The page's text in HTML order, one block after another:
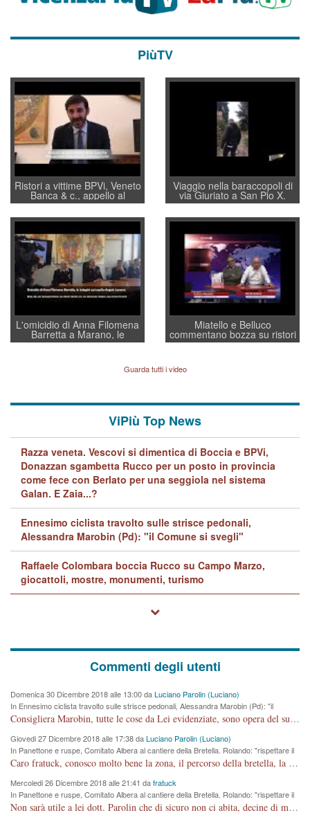
PiùTV
Ristori a vittime BPVi, Veneto
Banca & c., appello al
sottosegretario Alessio
Villarosa: per mettere ordine
convochi con Di Maio CNCU
a supporto della cabina di
regia al Mef
Viaggio nella baraccopoli di
via Giuriato a San Pio X.
Vicenza ai Vicentini: “faremo
un regalo di Natale ai
residenti”
L'omicidio di Anna Filomena
Barretta a Marano, le
indagini dei carabinieri di
Lavarra: più avvincenti di
quelle di... Barbara D'Urso
Miatello e Belluco
commentano bozza su ristori
BPVi e Veneto Banca
Guarda tutti i video
ViPiù Top News
Razza veneta. Vescovi si dimentica di Boccia e BPVi,
Donazzan sgambetta Rucco per un posto in provincia
come fece con Berlato per una seggiola nel sistema
Galan. E Zaia...?
Ennesimo ciclista travolto sulle strisce pedonali,
Alessandra Marobin (Pd): "il Comune si svegli"
Raffaele Colombara boccia Rucco su Campo Marzo,
giocattoli, mostre, monumenti, turismo
Commenti degli utenti
Domenica 30 Dicembre 2018 alle 13:00 daLuciano Parolin (Luciano)
In Ennesimo ciclista travolto sulle strisce pedonali, Alessandra Marobin (Pd): "il
Comune si svegli"
Consigliera Marobin, tutte le cose da Lei evidenziate, sono opera del suo ex Assessore e compagno di Partito Antonio Marco Dalla Pozza Assessore alla "progettazione" di piste ciclabili e altre porcherie. A lui manderei il conto da saldare per incidenti e danni alle persone. E' ora che "finiamola." Avete perso rassegnatevi. qui IL SINDACO RUCCO NON C'ENTRA PER NIENTE. CAPITO!!!!!!!! Amen.
Giovedi 27 Dicembre 2018 alle 17:38 daLuciano Parolin (Luciano)
In Panettone e ruspe, Comitato Albera al cantiere della Bretella. Rolando: "rispettare il
cronoprogramma"
Caro fratuck, conosco molto bene la zona, il percorso della bretella, la situazione dei cittadini, abito in Viale Trento. A partire dal 2003 ho partecipato al Comitato di Maddalene pro bretella, e a riunioni propositive per apportare modifiche al progetto. Numerose mie foto del territorio sono arrivate a Roma, altri miei interventi (non graditi dalla Sx) sono stati pubblicati dal GdV, assieme ad altri come Ciro Asproso, ora favorevole alla bretella. Ho partecipato alla raccolta firme per la chiusura della strada x 5 giorni eseguita dal Sindaco Hullwech per sforamento 180 Micro/g. Pertanto come impegno per la tematica sono apposto con la coscienza. Ora il Progetto è partito, fine! Voglio dire che la nuova Giunta "comunale" non c'entra più. L'opera sarà "malauguratamente" eseguita, ma non con il mio placet. Il Consigliere Comunale dovrebbe capire che la campagna elettorale è finita, con buona pace di tutti. Quello che invece dovrebbe interessare è la proprietà della strada, dall'uscita autostradale Ovest, sino alla Rotatoria dell'Albara, vi sono tre possessori: Autostrade SpA; La Provincia, il Comune. Come la mettiamo per il futuro ? I costi, da 50 sono saliti a 100 milioni di € come dire 20 milioni a KM (!) da non credere. Comunque si farà. Ma nessuno canti Vittoria, anzi meglio non farne un ulteriore fatto "partitico" per questioni elettorali o di seggio. Se mi manda la sua mail, sono disponibile ad inviare i documenti e le foto sopra descritte. Con ossequi, Luciano Parolin
Mercoledi 26 Dicembre 2018 alle 21:41 dafratuck
In Panettone e ruspe, Comitato Albera al cantiere della Bretella. Rolando: "rispettare il
cronoprogramma"
Non sarà utile a lei dott. Parolin che di sicuro non ci abita, decine di migliaia di TIR, automobili e padroncini che passano quotidianamente per una strada appena rotabile, non è più possibile stendere i panni, attraversare la strada senza rischiare la morte, le case stanno crepando, i tempi sono cambiati e la bretella non passerà assolutamente per maddalene (ma cosa sta a dire?!), dia invece responsabilità a chi ha costruito tagliando la strada che doveva invece terminare a isola vicentina e non al moracchino lasciando Motta di Costabissara ancora in panne di traffico. I tempi sono cambiati dottore e se l'anagrafe della vita stagna nell'essere umano impressioni conservatrici, la società non le considera perchè va avanti, si industrializza e ha bisogno di infrastrutture e di sviluppo. Ultima considerazione, se è geloso di Rolando perchè vede in lui solo campagne politiche mentre si difendono i SOLI diritti dei cittadini, la preghiamo faccia considerazioni più appropriate. Saluti e complimenti per i suoi scritti.